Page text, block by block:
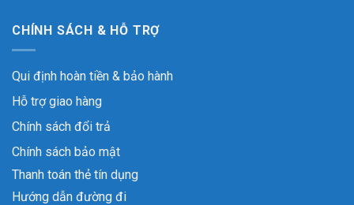
CHÍNH SÁCH & HỖ TRỢ
Qui định hoàn tiền & bảo hành
Hỗ trợ giao hàng
Chính sách đổi trả
Chính sách bảo mật
Thanh toán thẻ tín dụng
Hướng dẫn đường đi